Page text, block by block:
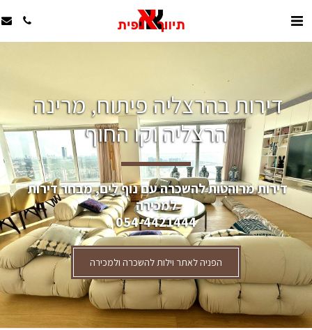
דירות בהרצליה פיתוח, מרינה
הרצליה וקו החוף
דירות מרוהטות להשכרה עם נוף לים, מבחר דירות
למכירה
054-4421444
הפניה לאתר וילות להשכרה ולמכירה